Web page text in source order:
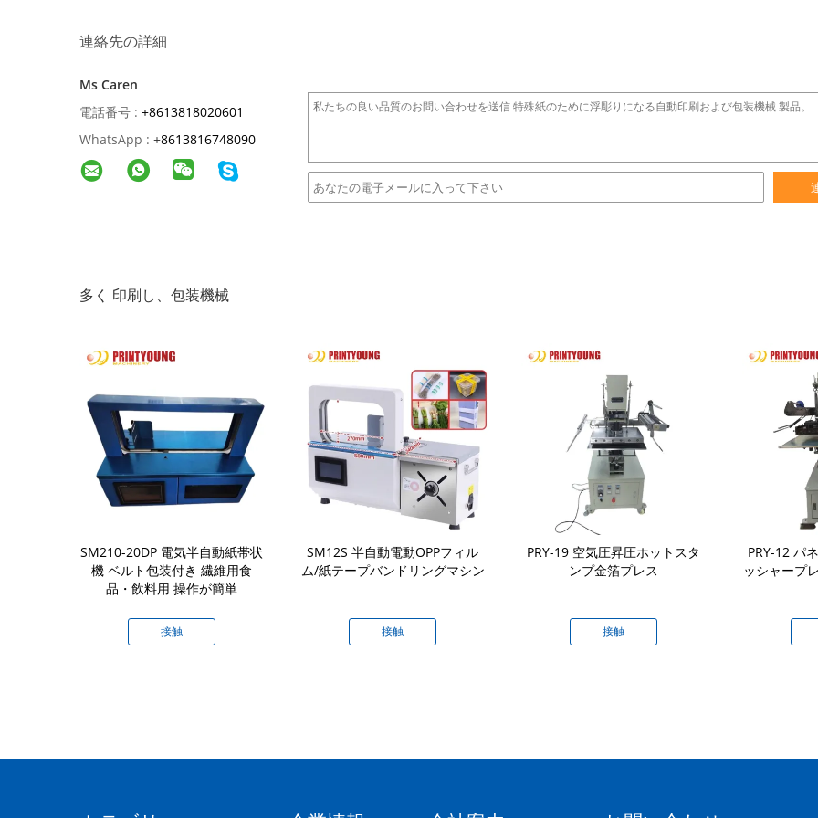
連絡先の詳細
Ms Caren
電話番号 : +8613818020601
WhatsApp : +8613816748090
多く 印刷し、包装機械
SM210-20DP 電気半自動紙帯状
機 ベルト包装付き 繊維用食
品・飲料用 操作が簡単
接触
SM12S 半自動電動OPPフィル
ム/紙テープバンドリングマシン
接触
PRY-19 空気圧昇圧ホットスタ
ンプ金箔プレス
接触
PRY-12 パ
ッシャープ